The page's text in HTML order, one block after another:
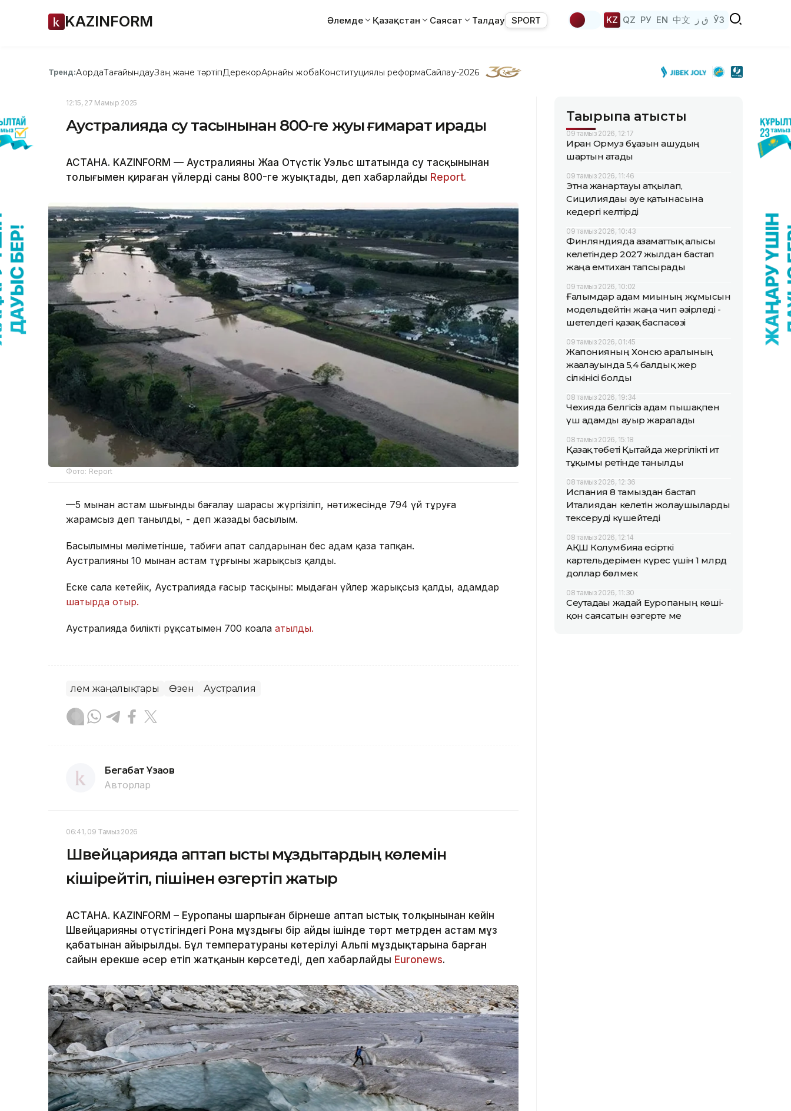
KAZINFORM Әлемде Қазақстан Саясат Талдау SPORT KZ QZ РУ EN 中文 ق ز ЎЗ
Тренд:АқордаТағайындауЗаң және тәртіпДерекқорАрнайы жобаКонституциялық реформаСайлау-2026
12:15, 27 Мамыр 2025
Аустралияда су тасқынынан 800-ге жуық ғимарат қирады
АСТАНА. KAZINFORM — Аустралияның Жаңа Оңтүстік Уэльс штатында су тасқынынан
толығымен қираған үйлердің саны 800-ге жуықтады, деп хабарлайды Report.
Фото: Report
—5 мыңнан астам шығынды бағалау шарасы жүргізіліп, нәтижесінде 794 үй тұруға
жарамсыз деп танылды, - деп жазады басылым.
Басылымның мәліметінше, табиғи апат салдарынан бес адам қаза тапқан.
Аустралияның 10 мыңнан астам тұрғыны жарықсыз қалды.
Еске сала кетейік, Аустралияда ғасыр тасқыны: мыңдаған үйлер жарықсыз қалды, адамдар
шатырда отыр.
Аустралияда биліктің рұқсатымен 700 коала атылды.
Әлем жаңалықтары Өзен Аустралия
Бегабат Ұзақов
Авторлар
06:41, 09 Тамыз 2026
Швейцарияда аптап ыстық мұздықтардың көлемін
кішірейтіп, пішінен өзгертіп жатыр
АСТАНА. KAZINFORM – Еуропаны шарпыған бірнеше аптап ыстық толқынынан кейін
Швейцарияның оңтүстігіндегі Рона мұздығы бір айдың ішінде төрт метрден астам мұз
қабатынан айырылды. Бұл температураның көтерілуі Альпі мұздықтарына барған
сайын ерекше әсер етіп жатқанын көрсетеді, деп хабарлайды Еuronews.
Тақырыпқа қатысты
09 тамыз 2026, 12:17
Иран Ормуз бұғазын ашудың
шартын атады
09 тамыз 2026, 11:46
Этна жанартауы атқылап,
Сицилиядағы әуе қатынасына
кедергі келтірді
09 тамыз 2026, 10:43
Финляндияда азаматтық алғысы
келетіндер 2027 жылдан бастап
жаңа емтихан тапсырады
09 тамыз 2026, 10:02
Ғалымдар адам миының жұмысын
модельдейтін жаңа чип әзірледі -
шетелдегі қазақ баспасөзі
09 тамыз 2026, 01:45
Жапонияның Хонсю аралының
жағалауында 5,4 балдық жер
сілкінісі болды
08 тамыз 2026, 19:34
Чехияда белгісіз адам пышақпен
үш адамды ауыр жаралады
08 тамыз 2026, 15:18
Қазақ төбеті Қытайда жергілікті ит
тұқымы ретінде танылды
08 тамыз 2026, 12:36
Испания 8 тамыздан бастап
Италиядан келетін жолаушыларды
тексеруді күшейтеді
08 тамыз 2026, 12:14
АҚШ Колумбияға есірткі
картельдерімен күрес үшін 1 млрд
доллар бөлмек
08 тамыз 2026, 11:30
Сеутадағы жағдай Еуропаның көші-
қон саясатын өзгерте ме